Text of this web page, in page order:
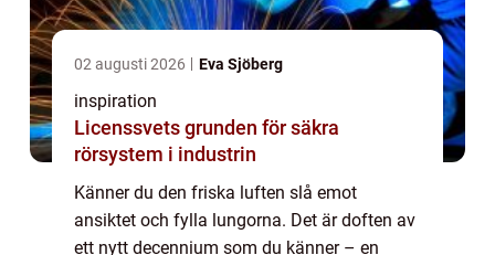
02 augusti 2026 Eva Sjöberg
inspiration
Licenssvets grunden för säkra
rörsystem i industrin
Känner du den friska luften slå emot
ansiktet och fylla lungorna. Det är doften av
ett nytt decennium som du känner – en